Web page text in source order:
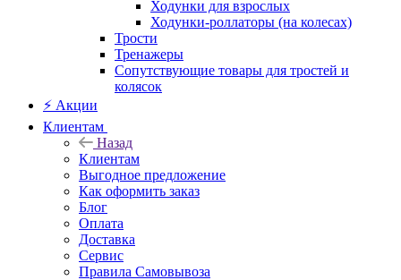
Ходунки для взрослых
Ходунки-роллаторы (на колесах)
Трости
Тренажеры
Сопутствующие товары для тростей и
колясок
⚡ Акции
Клиентам
Назад
Клиентам
Выгодное предложение
Как оформить заказ
Блог
Оплата
Доставка
Сервис
Правила Самовывоза